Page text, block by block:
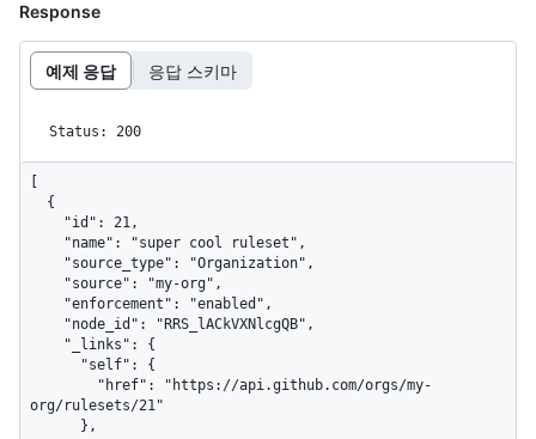
Response
예제 응답 응답 스키마
Status: 200
org/rulesets/21"